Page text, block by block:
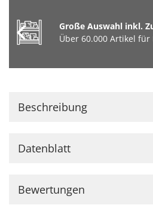
Große Auswahl inkl.
Über 60.000 Artikel
Beschreibung
Datenblatt
Bewertungen